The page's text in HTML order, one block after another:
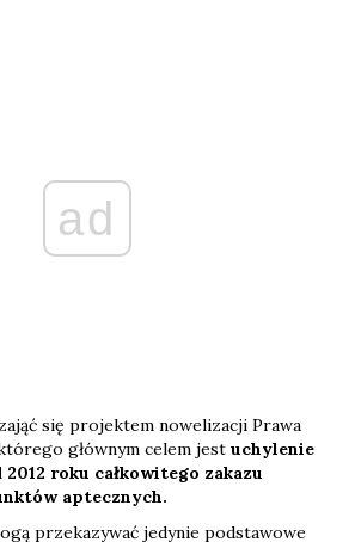
ad
się projektem nowelizacji Prawa
głównym celem jest uchylenie
roku całkowitego zakazu
aptecznych.
przekazywać jedynie podstawowe